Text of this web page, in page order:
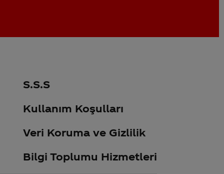
S.S.S
Kullanım Koşulları
Veri Koruma ve Gizlilik
Bilgi Toplumu Hizmetleri